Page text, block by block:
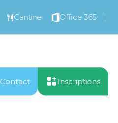
Cantine Office 365
Contact Inscriptions